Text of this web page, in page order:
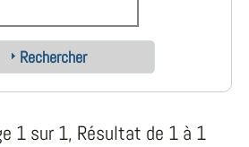
Rechercher
1 sur 1, Résultat de 1 à 1